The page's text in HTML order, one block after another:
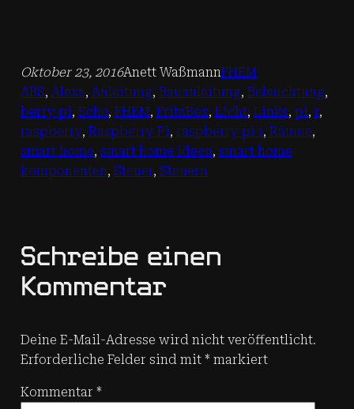
Oktober 23, 2016Anett WaßmannFHEM
ABS, Alexa, Anleitung, Bauanleitung, Beleuchtung
berry pi, Echo, FHEM, FritzBox, Licht, Links, pi, r
raspberry, Raspberry Pi, raspberry pi i, Räume
smart home, smart home ideen, smart home
komponenten, Steuer, Steuern
Schreibe einen
Kommentar
Deine E-Mail-Adresse wird nicht veröffentlicht.
Erforderliche Felder sind mit *markiert
Kommentar *